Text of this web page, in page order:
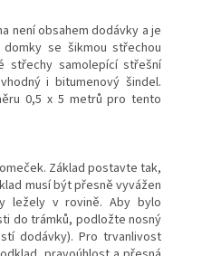
není obsahem dodávky a je
se šikmou střechou
střechy samolepící střešní
i bitumenový šindel.
0,5 x 5 metrů pro tento
Základ postavte tak,
musí být přesně vyvážen
ležely v rovině. Aby bylo
do trámků, podložte nosný
dodávky).Pro trvanlivost